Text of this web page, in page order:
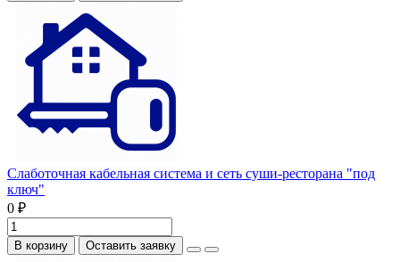
Слаботочная кабельная система и сеть суши-ресторана "под
ключ"
0 ₽
В корзину Оставить заявку